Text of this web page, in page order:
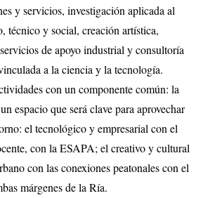
y servicios, investigación aplicada al
técnico y social, creación artística,
de apoyo industrial y consultoría
a la ciencia y la tecnología.
con un componente común: la
espacio que será clave para aprovechar
el tecnológico y empresarial con el
con la ESAPA; el creativo y cultural
con las conexiones peatonales con el
márgenes de la Ría.